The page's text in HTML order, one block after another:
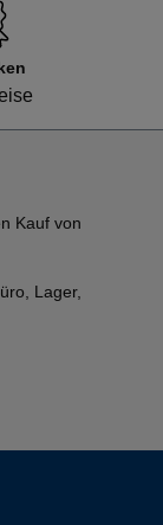
Kauf von
Lager,